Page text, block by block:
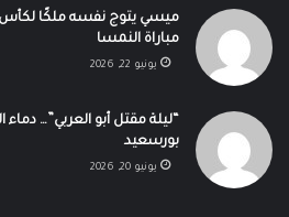
مباراة النمسا
يونيو 22, 2026
“ليلة مقتل أبو العربي”…
بورسعيد
يونيو 20, 2026